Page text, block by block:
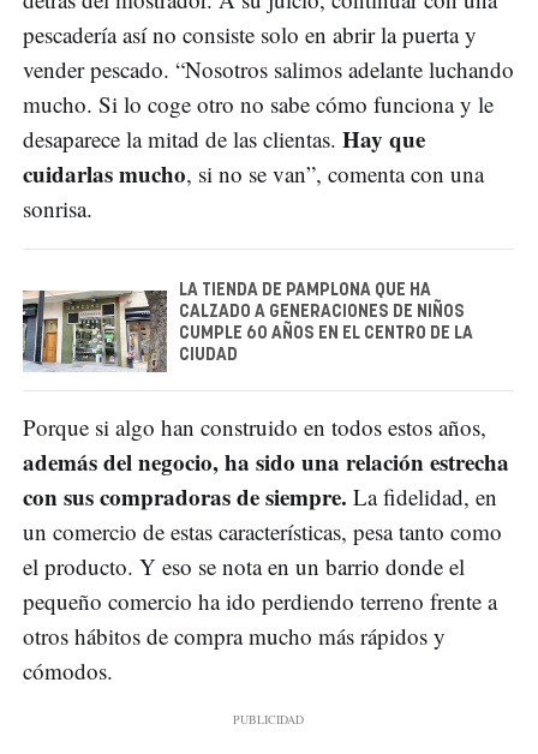
pescadería así no consiste solo en abrir la puerta y
vender pescado. “Nosotros salimos adelante luchando
mucho. Si lo coge otro no sabe cómo funciona y le
desaparece la mitad de las clientas. Hay que
cuidarlas mucho, si no se van”, comenta con una
sonrisa.
LA TIENDA DE PAMPLONA QUE HA
CALZADO A GENERACIONES DE NIÑOS
CUMPLE 60 AÑOS EN EL CENTRO DE LA
CIUDAD
Porque si algo han construido en todos estos años,
además del negocio, ha sido una relación estrecha
con sus compradoras de siempre. La fidelidad, en
un comercio de estas características, pesa tanto como
el producto. Y eso se nota en un barrio donde el
pequeño comercio ha ido perdiendo terreno frente a
otros hábitos de compra mucho más rápidos y
cómodos.